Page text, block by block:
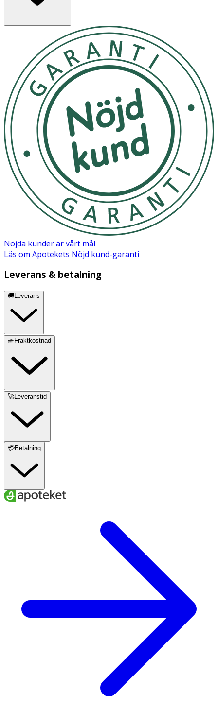
Nöjda kunder är vårt mål
Läs om Apotekets Nöjd kund-garanti
Leverans & betalning
🚚Leverans
🧺Fraktkostnad
🚀Leveranstid
💳Betalning